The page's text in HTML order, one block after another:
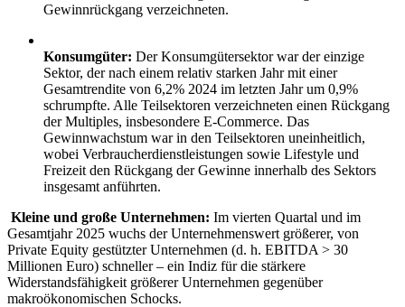
Gewinnrückgang verzeichneten.
Konsumgüter: Der Konsumgütersektor war der einzige
Sektor, der nach einem relativ starken Jahr mit einer
Gesamtrendite von 6,2% 2024 im letzten Jahr um 0,9%
schrumpfte. Alle Teilsektoren verzeichneten einen Rückgang
der Multiples, insbesondere E-Commerce. Das
Gewinnwachstum war in den Teilsektoren uneinheitlich,
wobei Verbraucherdienstleistungen sowie Lifestyle und
Freizeit den Rückgang der Gewinne innerhalb des Sektors
insgesamt anführten.
Kleine und große Unternehmen: Im vierten Quartal und im
Gesamtjahr 2025 wuchs der Unternehmenswert größerer, von
Private Equity gestützter Unternehmen (d. h. EBITDA > 30
Millionen Euro) schneller – ein Indiz für die stärkere
Widerstandsfähigkeit größerer Unternehmen gegenüber
makroökonomischen Schocks.